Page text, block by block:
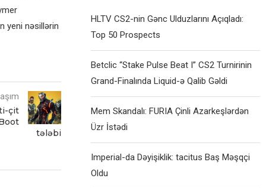
yeni nəsillərin
çit
tələbi
HLTV CS2-nin Gənc Ulduzlarını Açıqladı:
Top 50 Prospects
Betclic “Stake Pulse Beat I” CS2 Turnirinin
Grand-Finalında Liquid-ə Qalib Gəldi
Mem Skandalı: FURIA Çinli Azarkeşlərdən
Üzr İstədi
Imperial-da Dəyişiklik: tacitus Baş Məşqçi
Oldu